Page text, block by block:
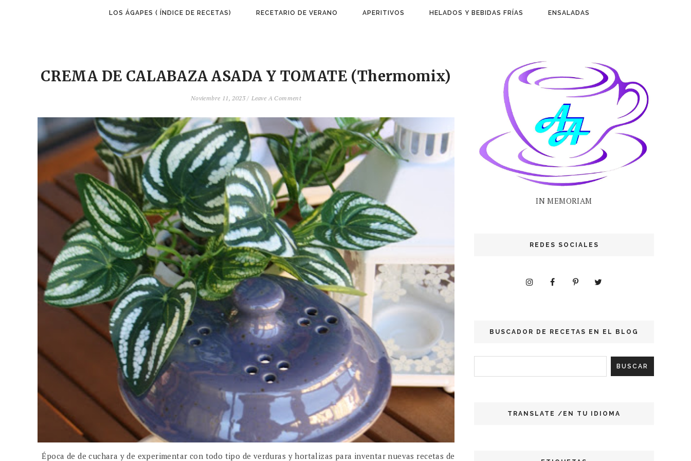
LOS ÁGAPES ( ÍNDICE DE RECETAS) RECETARIO DE VERANO APERITIVOS HELADOS Y BEBIDAS FRÍAS ENSALADAS
CREMA DE CALABAZA ASADA Y TOMATE (Thermomix)
Noviembre 11, 2023 / Leave A Comment
Época de de cuchara y de experimentar con todo tipo de verduras y hortalizas para inventar nuevas recetas de
IN MEMORIAM
REDES SOCIALES
BUSCADOR DE RECETAS EN EL BLOG
TRANSLATE /EN TU IDIOMA